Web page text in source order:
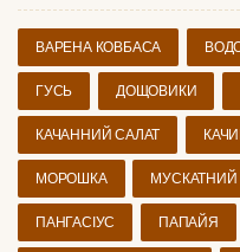
ВАРЕНА КОВБАСА
ГУСЬ ДОЩОВИКИ
КАЧАННИЙ САЛАТ
МОРОШКА МУСКАТНИЙ
ПАНГАСІУС ПАПАЙЯ